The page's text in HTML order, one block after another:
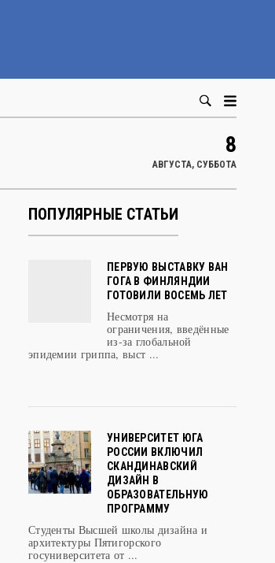
8
АВГУСТА, СУББОТА
ПОПУЛЯРНЫЕ СТАТЬИ
ПЕРВУЮ ВЫСТАВКУ ВАН
ГОГА В ФИНЛЯНДИИ
ГОТОВИЛИ ВОСЕМЬ ЛЕТ
Несмотря на
ограничения, введённые
из-за глобальной
эпидемии гриппа, выст ...
УНИВЕРСИТЕТ ЮГА
РОССИИ ВКЛЮЧИЛ
СКАНДИНАВСКИЙ
ДИЗАЙН В
ОБРАЗОВАТЕЛЬНУЮ
ПРОГРАММУ
Студенты Высшей школы дизайна и
архитектуры Пятигорского
госуниверситета от ...